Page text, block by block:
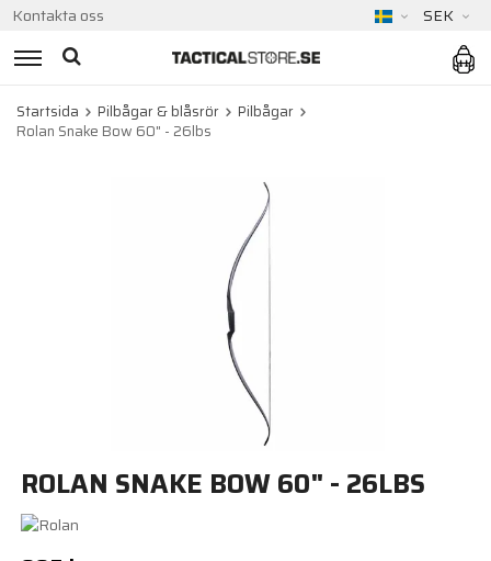
Kontakta oss SEK
Startsida Pilbågar & blåsrör
Pilbågar
Rolan Snake Bow 60" - 26lbs
ROLAN SNAKE BOW 60" - 26LBS